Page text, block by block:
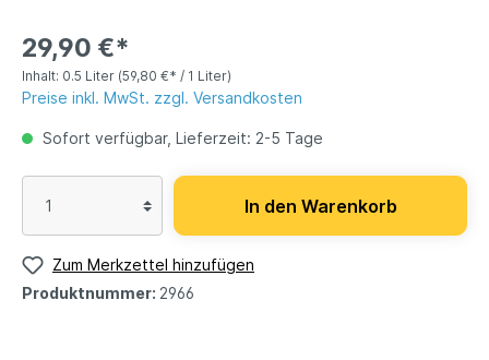
29,90 €*
Inhalt: 0.5 Liter (59,80 €* / 1 Liter)
Preise inkl. MwSt. zzgl. Versandkosten
Sofort verfügbar, Lieferzeit: 2-5 Tage
In den Warenkorb
Zum Merkzettel hinzufügen
Produktnummer: 2966